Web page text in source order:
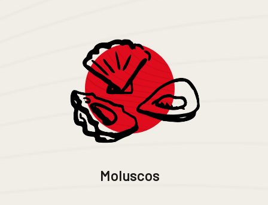
Moluscos